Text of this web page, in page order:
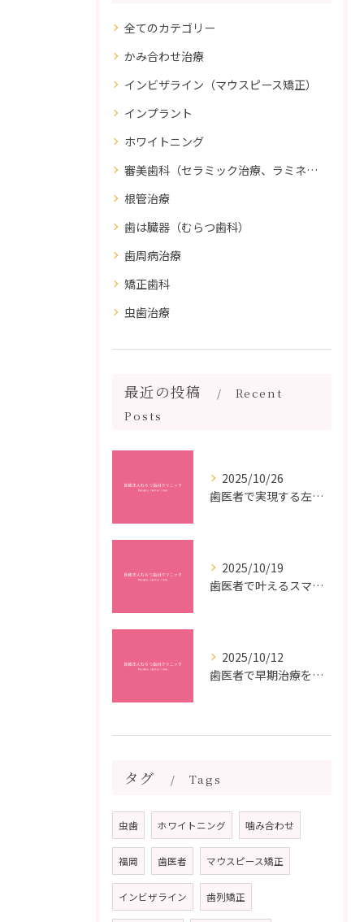
全てのカテゴリー
かみ合わせ治療
インビザライン（マウスピース矯正）
インプラント
ホワイトニング
審美歯科（セラミック治療、ラミネートべニア、ダイレクトボンディング）
根管治療
歯は臓器（むらつ歯科）
歯周病治療
矯正歯科
虫歯治療
最近の投稿
Recent
Posts
2025/10/26
歯医者で実現する左右対称治療のポイントと矯正治療選びの疑問解決ガイド
2025/10/19
歯医者で叶えるスマイルメイクオーバーなら福岡県福岡市博多区博多駅前の最新矯正治療解説
2025/10/12
歯医者で早期治療を受けるメリットと虫歯悪化を防ぐ最短ステップ
タグ Tags
虫歯 ホワイトニング 噛み合わせ
福岡 歯医者 マウスピース矯正
インビザライン 歯列矯正